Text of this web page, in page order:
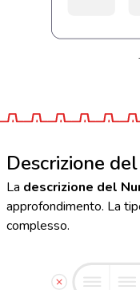
Descrizione
La descrizione del
approfondimento. La
complesso.